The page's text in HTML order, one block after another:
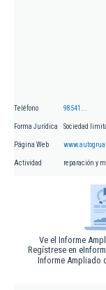
Teléfono 98541...
Forma Jurídica Sociedad
Página Web
Actividad reparación y
Ve el Informe
Regístrese en
Informe Ampliado